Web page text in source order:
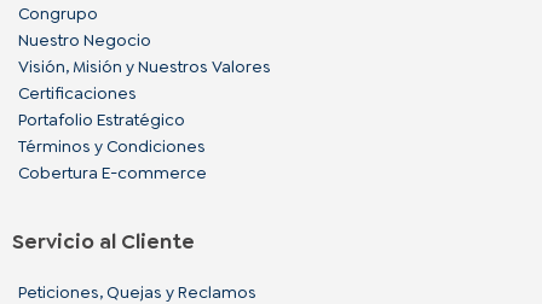
Congrupo
Nuestro Negocio
Visión, Misión y Nuestros Valores
Certificaciones
Portafolio Estratégico
Términos y Condiciones
Cobertura E-commerce
Servicio al Cliente
Peticiones, Quejas y Reclamos